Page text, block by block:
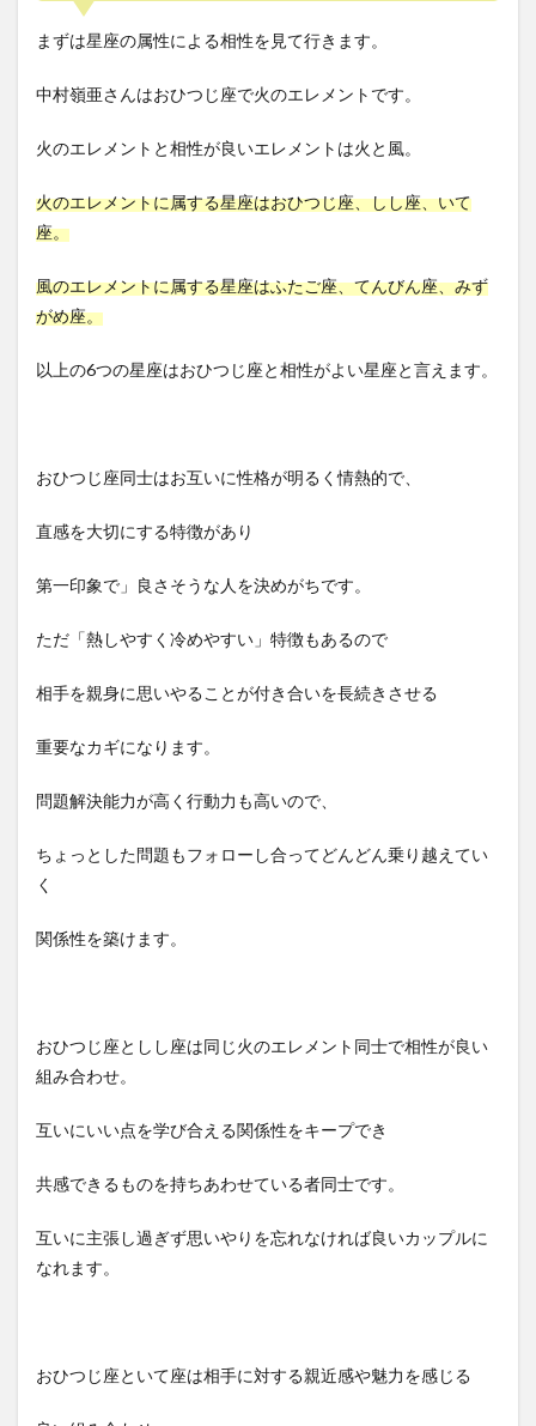
まずは星座の属性による相性を見て行きます。
中村嶺亜さんはおひつじ座で火のエレメントです。
火のエレメントと相性が良いエレメントは火と風。
火のエレメントに属する星座はおひつじ座、しし座、いて
座。
風のエレメントに属する星座はふたご座、てんびん座、みず
がめ座。
以上の6つの星座はおひつじ座と相性がよい星座と言えます。
おひつじ座同士はお互いに性格が明るく情熱的で、
直感を大切にする特徴があり
第一印象で」良さそうな人を決めがちです。
ただ「熱しやすく冷めやすい」特徴もあるので
相手を親身に思いやることが付き合いを長続きさせる
重要なカギになります。
問題解決能力が高く行動力も高いので、
ちょっとした問題もフォローし合ってどんどん乗り越えてい
く
関係性を築けます。
おひつじ座としし座は同じ火のエレメント同士で相性が良い
組み合わせ。
互いにいい点を学び合える関係性をキープでき
共感できるものを持ちあわせている者同士です。
互いに主張し過ぎず思いやりを忘れなければ良いカップルに
なれます。
おひつじ座といて座は相手に対する親近感や魅力を感じる